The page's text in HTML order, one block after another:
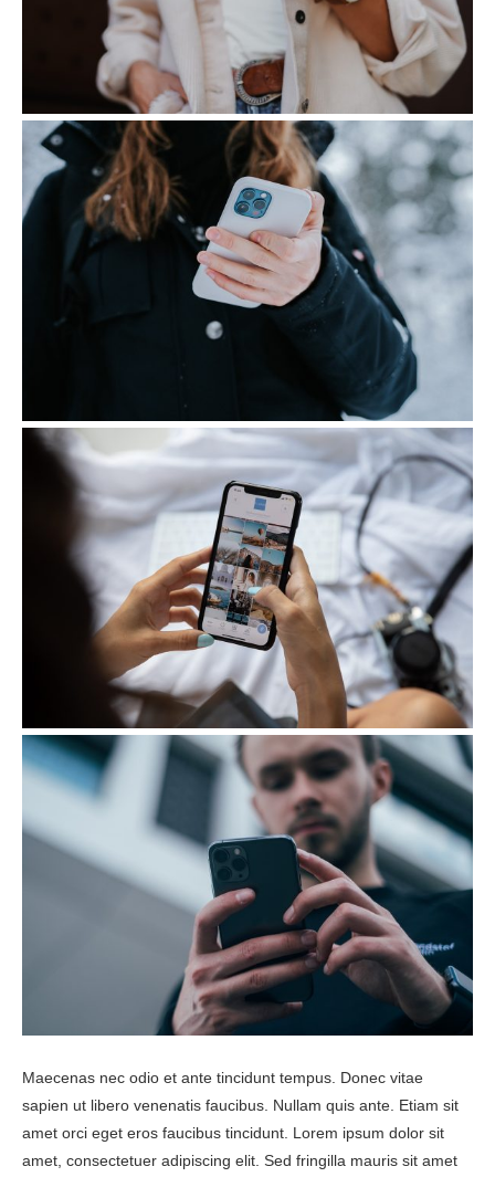
Maecenas nec odio et ante tincidunt tempus. Donec vitae
sapien ut libero venenatis faucibus. Nullam quis ante. Etiam sit
amet orci eget eros faucibus tincidunt. Lorem ipsum dolor sit
amet, consectetuer adipiscing elit. Sed fringilla mauris sit amet